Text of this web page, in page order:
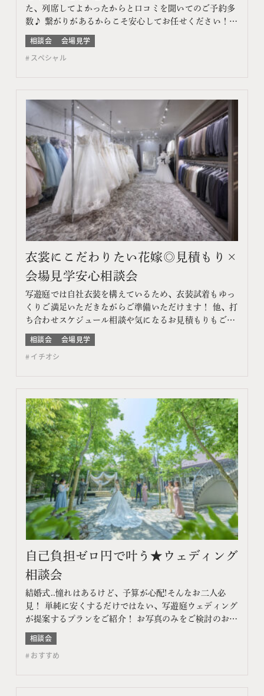
た、列席してよかったからと口コミを聞いてのご予約多
数♪ 繋がりがあるからこそ安心してお任せください！
このフェアに含まれるコンテンツ フェア特典 特典内容
WEBサイトよりフェア予約をしていただき、ご来館いた
だいた方限定でエンゲージメントフォトをプレゼント♪
相談会
会場見学
スペシャル
衣裳にこだわりたい花嫁◎見積もり×
会場見学安心相談会
写遊庭では自社衣装を構えているため、衣装試着もゆっ
くりご満足いただきながらご準備いただけます！ 他、打
ち合わせスケジュール相談や気になるお見積もりもご提
案♪ このフェアに含まれるコンテンツ フェア特典 特典
内容 WEBサイトよりフェア予約をしていただき、ご来
館いただいた方限定でエンゲージメントフォトをプレゼ
相談会
会場見学
イチオシ
自己負担ゼロ円で叶う★ウェディング
相談会
結婚式..憧れはあるけど、予算が心配!そんなお二人必
見！ 単純に安くするだけではない、写遊庭ウェディング
が提案するプランをご紹介！ お写真のみをご検討のお客
様はフォトウェディング相談会へ このフェアに含まれる
コンテンツ フェア特典 特典内容 WEBサイトよりフェア
予約をしていただき、ご来館いただいた方限定でエンゲ
相談会
おすすめ